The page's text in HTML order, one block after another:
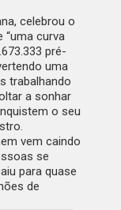
celebrou o
“uma curva
pré-
uma
trabalhando
a sonhar
o seu
vem caindo
se
para quase
de